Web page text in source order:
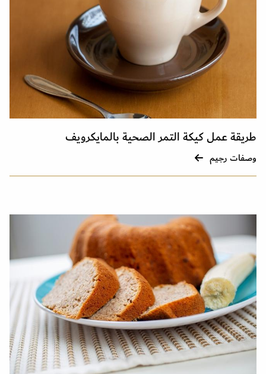
طريقة عمل كيكة التمر الصحية بالمايكرويف
وصفات رجيم